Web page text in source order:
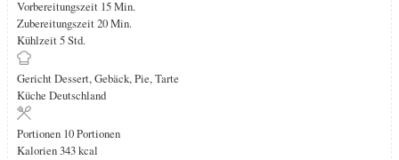
Vorbereitungszeit 15Minuten
Min.
Zubereitungszeit20Minuten
Min.
Kühlzeit5Stunden
Std.
GerichtDessert, Gebäck, Pie, Tarte
Küche Deutschland
Portionen 10Portionen
Kalorien343kcal